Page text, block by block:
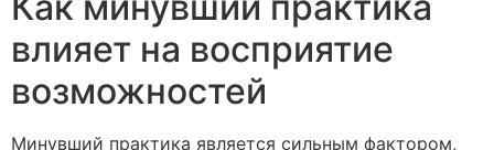
влияет на восприятие
возможностей
Минувший практика является сильным фактором,